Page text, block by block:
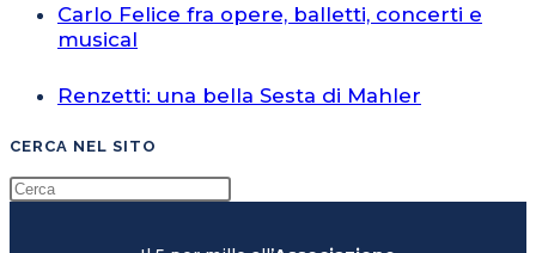
Carlo Felice fra opere, balletti, concerti e
musical
Renzetti: una bella Sesta di Mahler
CERCA NEL SITO